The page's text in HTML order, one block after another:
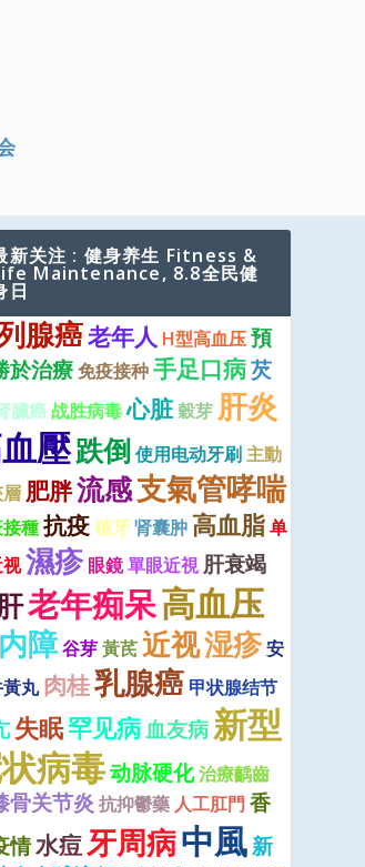
新关注 : 健身养生 Fitness &
Maintenance, 8.8全民健
日
腺癌老年人 H型高血压預
於治療免疫接种手足口病芡
臟癌战胜病毒心脏穀芽 肝炎
壓跌倒使用电动牙刷主動
肥胖流感支氣管哮喘
種抗疫植牙肾囊肿 高血脂单
濕疹 眼鏡單眼近視 肝衰竭
老年痴呆高血压
障谷芽黃芪近视湿疹安
丸 肉桂乳腺癌 甲状腺结节
失眠罕见病血友病新型
病毒动脉硬化治療齲齒
骨关节炎 抗抑鬱藥 人工肛門 香
情水痘牙周病中風新